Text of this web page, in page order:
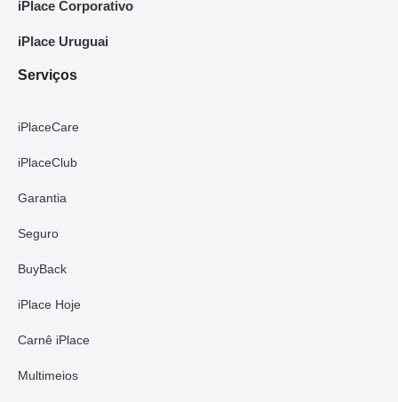
iPlace Corporativo
iPlace Uruguai
Serviços
iPlaceCare
iPlaceClub
Garantia
Seguro
BuyBack
iPlace Hoje
Carnê iPlace
Multimeios